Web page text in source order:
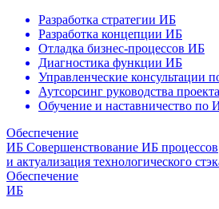
Разработка стратегии ИБ
Разработка концепции ИБ
Отладка бизнес-процессов ИБ
Диагностика функции ИБ
Управленческие консультации
Аутсорсинг руководства
Обучение и наставничество по
Обеспечение
ИБ Совершенствование ИБ процессов
и актуализация технологического
Обеспечение
ИБ